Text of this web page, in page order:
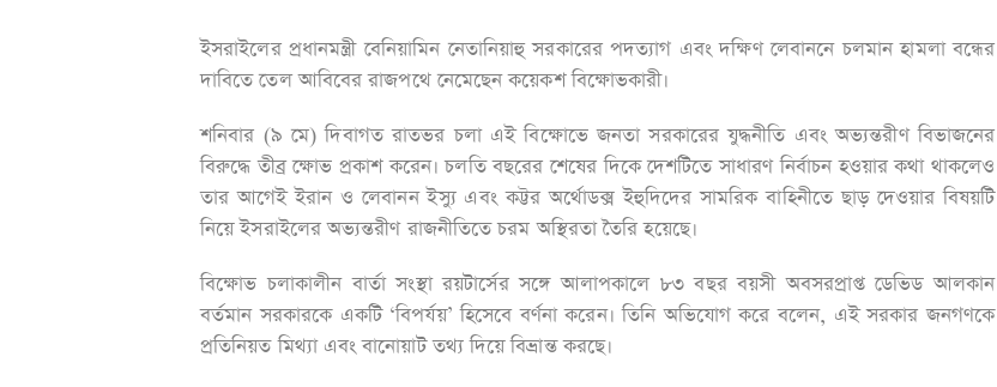
ইসরাইলের প্রধানমন্ত্রী বেনিয়ামিন নেতানিয়াহু সরকারের পদত্যাগ এবং দক্ষিণ লেবাননে চলমান হামলা বন্ধের
দাবিতে তেল আবিবের রাজপথে নেমেছেন কয়েকশ বিক্ষোভকারী।
শনিবার (৯ মে) দিবাগত রাতভর চলা এই বিক্ষোভে জনতা সরকারের যুদ্ধনীতি এবং অভ্যন্তরীণ বিভাজনের
বিরুদ্ধে তীব্র ক্ষোভ প্রকাশ করেন। চলতি বছরের শেষের দিকে দেশটিতে সাধারণ নির্বাচন হওয়ার কথা থাকলেও
তার আগেই ইরান ও লেবানন ইস্যু এবং কট্টর অর্থোডক্স ইহুদিদের সামরিক বাহিনীতে ছাড় দেওয়ার বিষয়টি
নিয়ে ইসরাইলের অভ্যন্তরীণ রাজনীতিতে চরম অস্থিরতা তৈরি হয়েছে।
বিক্ষোভ চলাকালীন বার্তা সংস্থা রয়টার্সের সঙ্গে আলাপকালে ৮৩ বছর বয়সী অবসরপ্রাপ্ত ডেভিড আলকান
বর্তমান সরকারকে একটি ‘বিপর্যয়’ হিসেবে বর্ণনা করেন। তিনি অভিযোগ করে বলেন, এই সরকার জনগণকে
প্রতিনিয়ত মিথ্যা এবং বানোয়াট তথ্য দিয়ে বিভ্রান্ত করছে।